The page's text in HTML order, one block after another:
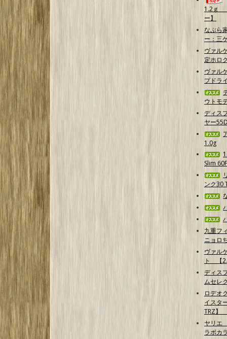
1.2ｇ
ー】
なぶら
ー：三
ヴァル
定ホロ
ヴァル
プドラ
ウトモ
ディス
ヤー
1.0g
Slim
ンク30
九重フ
ニョロ
ヴァル
ト 【
ディス
ムセレ
ロデオ
イスタ
TRZ】
ヤリエ
ラボカ